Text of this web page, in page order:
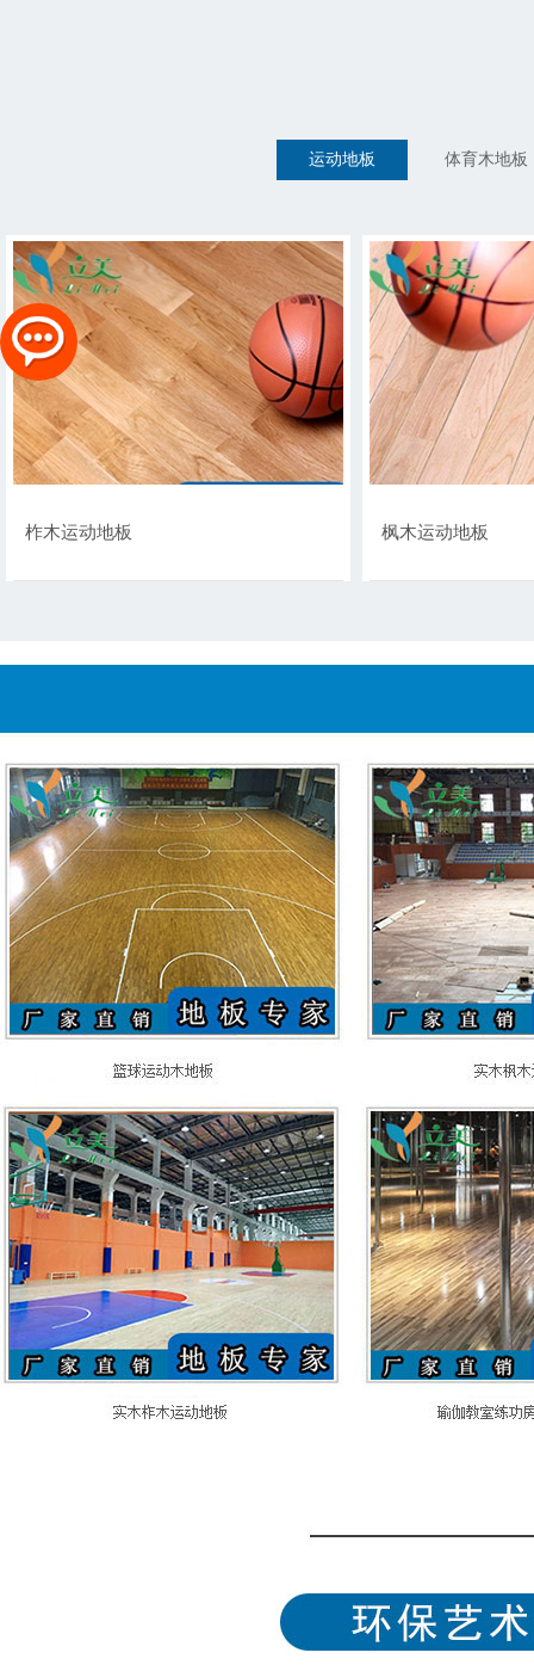
运动地板 体育木地板
柞木运动地板 枫木运动地板
学校体育场馆木地板
悬浮式体育木地板
羽毛球运动木地板
篮球馆运动木地板
学校舞蹈木地板
专业舞蹈木地板
升降舞台木地板
剧院舞台木地板
瑜伽练功房专用木地板